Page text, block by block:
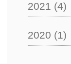
2021 (4)
2020 (1)